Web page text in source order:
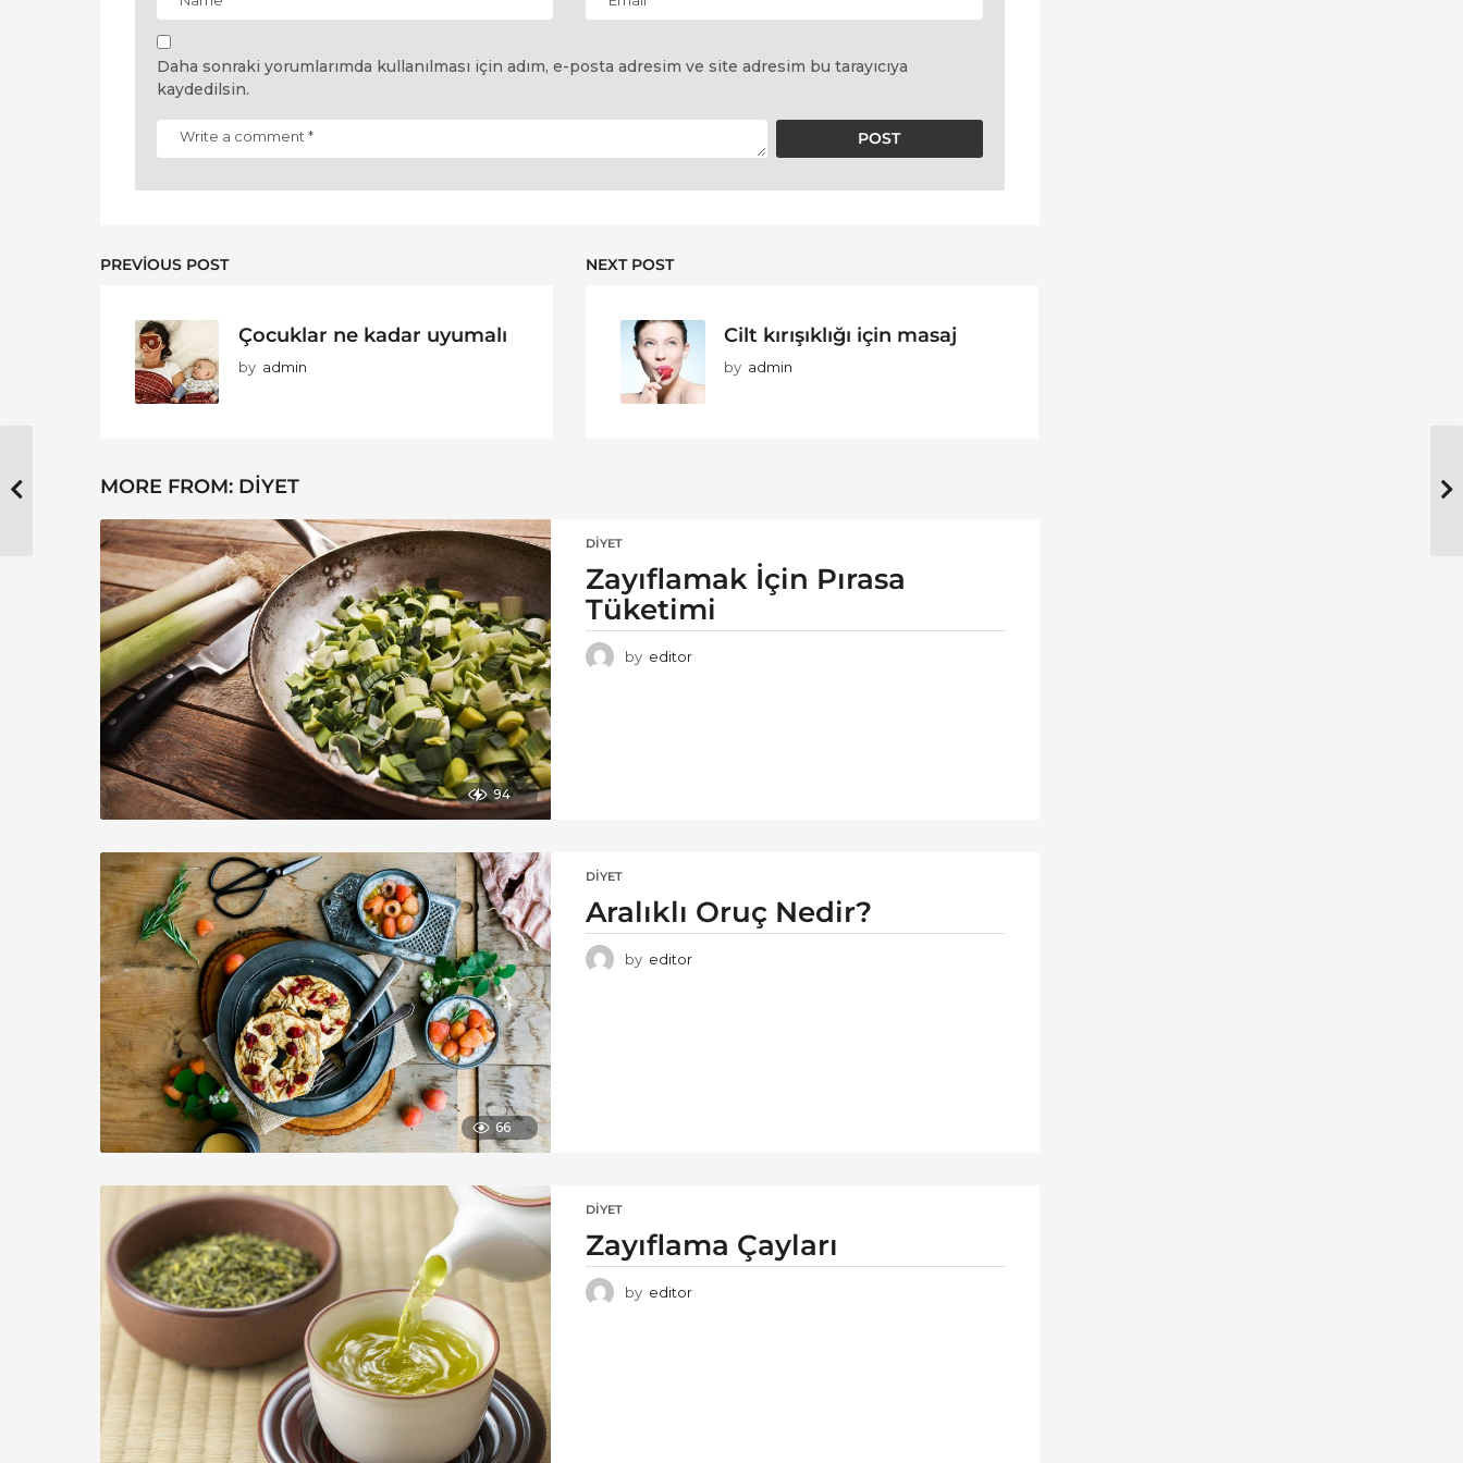
Daha sonraki yorumlarımda kullanılması için adım, e-posta adresim ve site adresim bu tarayıcıya
kaydedilsin.
PREVIOUS POST
Çocuklar ne kadar uyumalı
by admin
NEXT POST
Cilt kırışıklığı için masaj
by admin
MORE FROM: DIYET
94
DIYET
Zayıflamak İçin Pırasa
Tüketimi
by editor
66
DIYET
Aralıklı Oruç Nedir?
by editor
DIYET
Zayıflama Çayları
by editor